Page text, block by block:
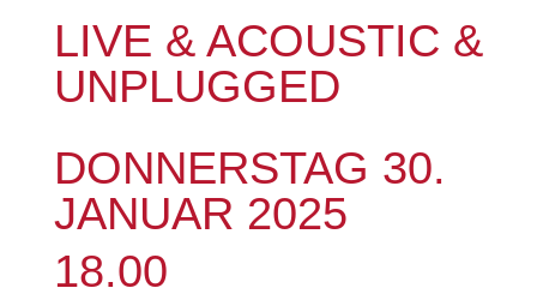
LIVE & ACOUSTIC &
UNPLUGGED
DONNERSTAG 30.
JANUAR 2025
18.00